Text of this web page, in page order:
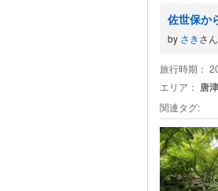
佐世保か
by さきさん
旅行時期：
エリア： 唐
関連タグ: